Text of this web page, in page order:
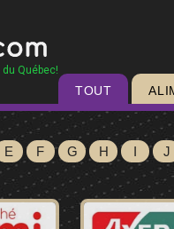
Québec!
TOUT
E F G H I J